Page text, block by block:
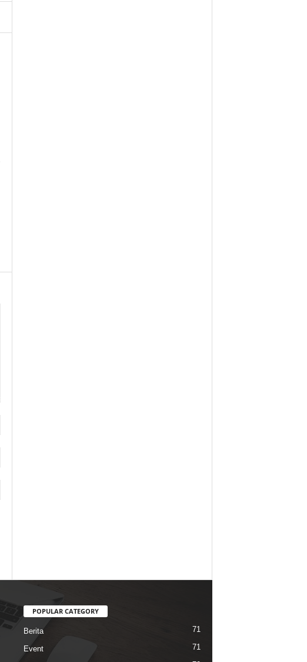
POPULAR CATEGORY
Berita 71
Event 71